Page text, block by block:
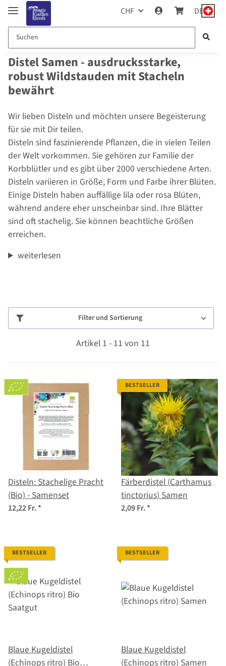
CHF DE
Distel Samen - ausdrucksstarke,
robust Wildstauden mit Stacheln
bewährt
Wir lieben Disteln und möchten unsere Begeisterung
für sie mit Dir teilen.
Disteln sind faszinierende Pflanzen, die in vielen Teilen
der Welt vorkommen. Sie gehören zur Familie der
Korbblütler und es gibt über 2000 verschiedene Arten.
Disteln variieren in Größe, Form und Farbe ihrer Blüten.
Einige Disteln haben auffällige lila oder rosa Blüten,
während andere eher unscheinbar sind. Ihre Blätter
sind oft stachelig. Sie können beachtliche Größen
erreichen.
weiterlesen
Filter und Sortierung
Artikel 1 - 11 von 11
Disteln: Stachelige Pracht
(Bio) - Samenset
12,22 Fr.*
BESTSELLER
Färberdistel (Carthamus
tinctorius) Samen
2,09 Fr.*
BESTSELLER
Blaue Kugeldistel
(Echinops ritro) Bio
BESTSELLER
Blaue Kugeldistel
(Echinops ritro) Samen